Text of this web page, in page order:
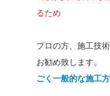
るため
プロの方、施工技
お勧め致します。
ごく一般的な施工